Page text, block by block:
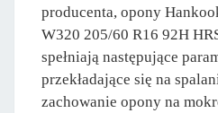
producenta, opony
W320 205/60 R16 92H
spełniają następujące
przekładające się na
zachowanie opony na